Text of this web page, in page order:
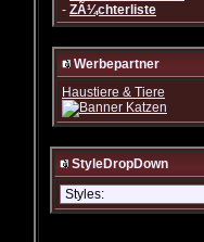
- ZÃ¼chterliste
Werbepartner
Haustiere & Tiere
StyleDropDown